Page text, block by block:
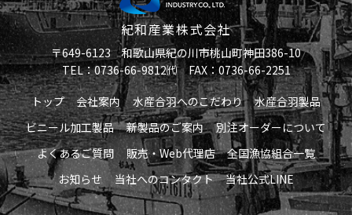
紀和産業株式会社
〒649-6123 和歌山県紀の川市桃山町神田386-10
TEL：0736-66-9812㈹ FAX：0736-66-2251
トップ
会社案内 水産合羽へのこだわり
水産合羽製品
ビニール加工製品
新製品のご案内
別注オーダーについて
よくあるご質問
販売・Web代理店
全国漁協組合一覧
お知らせ
当社へのコンタクト 当社公式LINE